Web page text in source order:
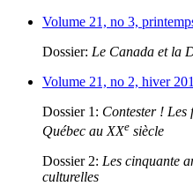
Volume 21, no 3,
Dossier: Le Canada et la
Volume 21, no 2, hiver
Dossier 1: Contester ! Les
Québec au XXe siècle
Dossier 2: Les cinquante
culturelles